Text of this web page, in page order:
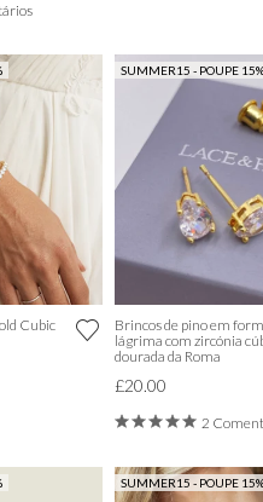
Cubic
SUMMER15 - POUPE 15%
Brincos de pino em
lágrima com zircónia
dourada da Roma
£20.00
2
SUMMER15 - POUPE 15%